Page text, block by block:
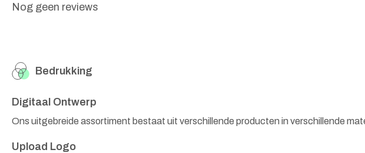
Nog geen reviews
Bedrukking
Digitaal Ontwerp
Ons uitgebreide assortiment bestaat uit verschillende producten in verschillende
Upload Logo